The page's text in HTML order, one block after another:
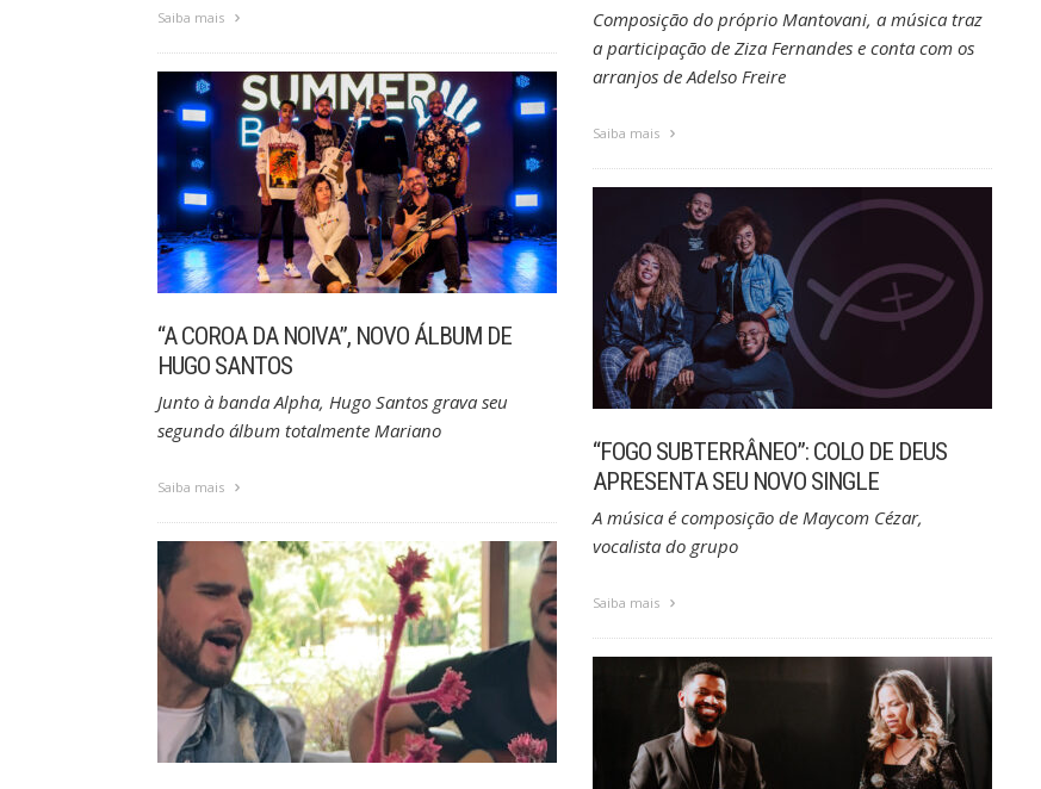
Saiba mais
Composição do próprio Mantovani, a música traz
a participação de Ziza Fernandes e conta com os
arranjos de Adelso Freire
Saiba mais
“A COROA DA NOIVA”, NOVO ÁLBUM DE
HUGO SANTOS
Junto à banda Alpha, Hugo Santos grava seu
segundo álbum totalmente Mariano
Saiba mais
“FOGO SUBTERRÂNEO”: COLO DE DEUS
APRESENTA SEU NOVO SINGLE
A música é composição de Maycom Cézar,
vocalista do grupo
Saiba mais